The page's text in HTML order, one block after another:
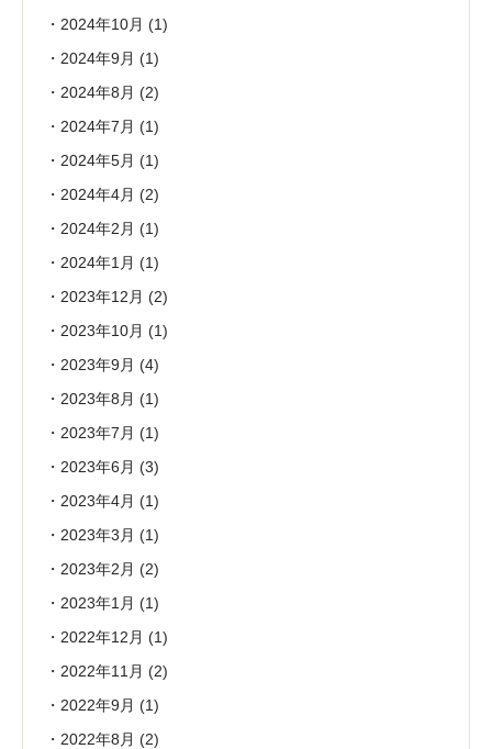
2024年10月 (1)
2024年9月 (1)
2024年8月 (2)
2024年7月 (1)
2024年5月 (1)
2024年4月 (2)
2024年2月 (1)
2024年1月 (1)
2023年12月 (2)
2023年10月 (1)
2023年9月 (4)
2023年8月 (1)
2023年7月 (1)
2023年6月 (3)
2023年4月 (1)
2023年3月 (1)
2023年2月 (2)
2023年1月 (1)
2022年12月 (1)
2022年11月 (2)
2022年9月 (1)
2022年8月 (2)